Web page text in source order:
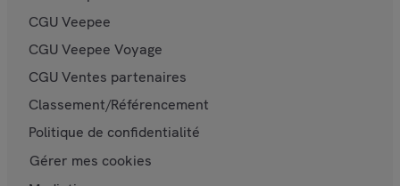
CGU Veepee
CGU Veepee Voyage
CGU Ventes partenaires
Classement/Référencement
Politique de confidentialité
Gérer mes cookies